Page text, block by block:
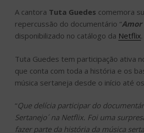
A cantora Tuta Guedes comemora
repercussão do documentário “Amor
disponibilizado no catálogo da Netflix.
Tuta Guedes tem participação ativa
que conta com toda a história e os
música sertaneja desde o início até
“Que delícia participar do
Sertanejo´ na Netflix. Foi uma
fazer parte da história da música